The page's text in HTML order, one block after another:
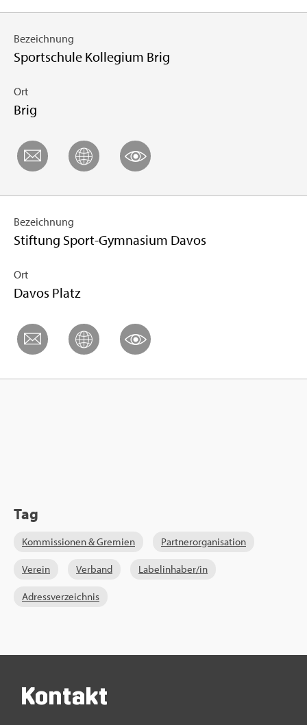
Tag
Kom­mis­sio­nen & Gre­mi­en Part­ner­or­ga­ni­sa­ti­on
Ver­ein Ver­band La­bel­in­ha­ber/in
Adress­ver­zeich­nis
Be­zeich­nung
Sport­schu­le Kol­le­gi­um Brig
Ort
Brig
Be­zeich­nung
Stif­tung Sport-Gym­na­si­um Davos
Ort
Davos Platz
Kon­takt